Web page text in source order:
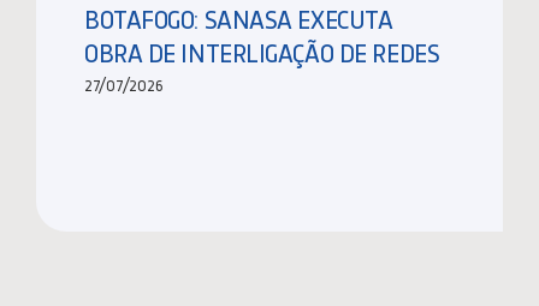
BOTAFOGO: SANASA EXECUTA
OBRA DE INTERLIGAÇÃO DE REDES
27/07/2026